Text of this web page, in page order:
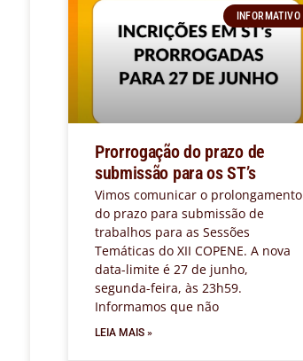
INFORMATIVO
Prorrogação do prazo de
submissão para os ST’s
Vimos comunicar o prolongamento
do prazo para submissão de
trabalhos para as Sessões
Temáticas do XII COPENE. A nova
data-limite é 27 de junho,
segunda-feira, às 23h59.
Informamos que não
LEIA MAIS »